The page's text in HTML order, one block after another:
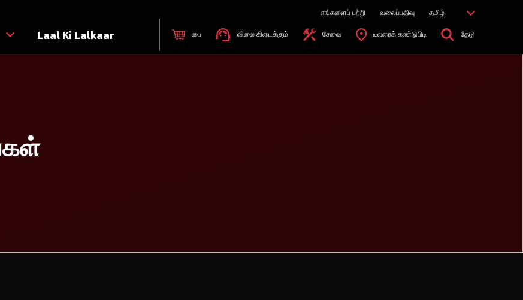
எங்களைப் பற்றி வலைப்பதிவு தமிழ்
Laal Ki Lalkaar பை விலை கிடைக்கும் சேவை டீலரைக் கண்டுபிடி தேடு